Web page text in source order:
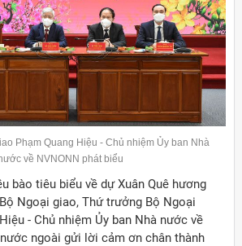
Phạm Quang Hiệu - Chủ nhiệm Ủy ban Nhà
về NVNONN phát biểu
bào tiêu biểu về dự Xuân Quê hương
Ngoại giao, Thứ trưởng Bộ Ngoại
- Chủ nhiệm Ủy ban Nhà nước về
ngoài gửi lời cảm ơn chân thành